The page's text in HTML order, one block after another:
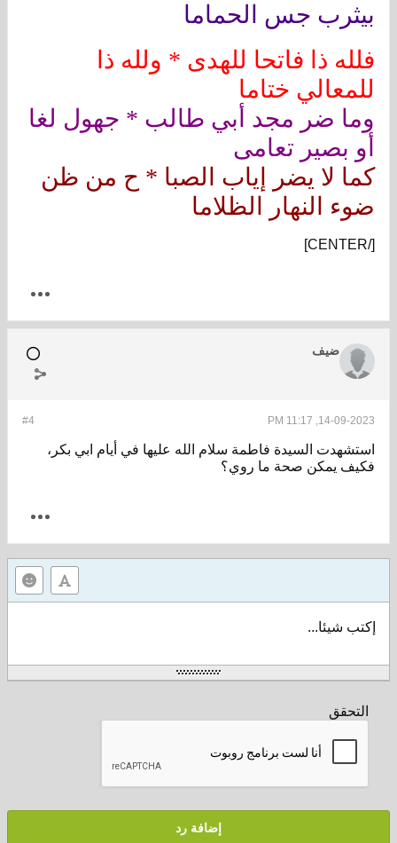
بيثرب جس الحماما
فلله ذا فاتحا للهدى * ولله ذا
للمعالي ختاما
وما ضر مجد أبي طالب * جهول لغا
أو بصير تعامى
كما لا يضر إياب الصبا * ح من ظن
ضوء النهار الظلاما
[/CENTER]
ضيف
#4 14-09-2023, 11:17 PM
استشهدت السيدة فاطمة سلام الله عليها في أيام ابي بكر،
فكيف يمكن صحة ما روي؟
إكتب شيئا...
التحقق
إضافة رد